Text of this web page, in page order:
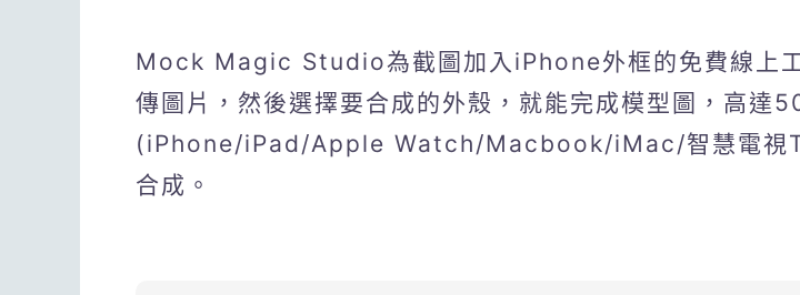
Mock Magic Studio為截圖加入iPhone外框的免費線上
傳圖片，然後選擇要合成的外殼，就能完成模型圖，高達
(iPhone/iPad/Apple Watch/Macbook/iMac/智慧電視
合成。